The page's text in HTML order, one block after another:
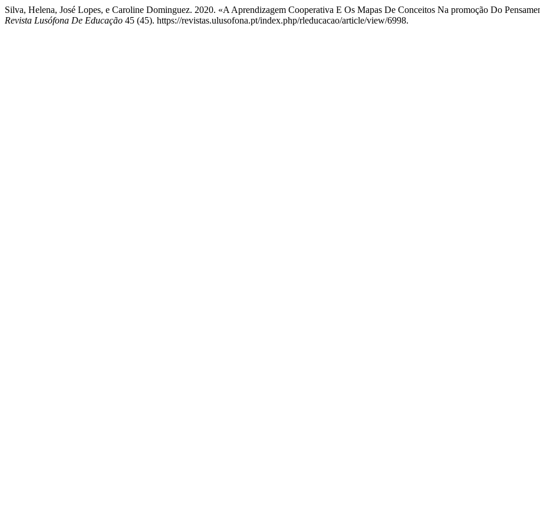
Silva, Helena, José Lopes, e Caroline Dominguez. 2020. «A Aprendizagem Cooperativa E Os Mapas De Conceitos Na promoção Do
Revista Lusófona De Educação 45 (45). https://revistas.ulusofona.pt/index.php/rleducacao/article/view/6998.